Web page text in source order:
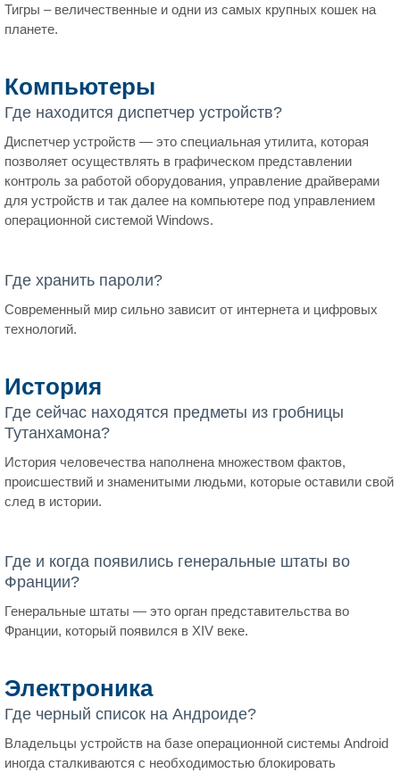
Тигры – величественные и одни из самых крупных кошек на
планете.
Компьютеры
Где находится диспетчер устройств?
Диспетчер устройств — это специальная утилита, которая
позволяет осуществлять в графическом представлении
контроль за работой оборудования, управление драйверами
для устройств и так далее на компьютере под управлением
операционной системой Windows.
Где хранить пароли?
Современный мир сильно зависит от интернета и цифровых
технологий.
История
Где сейчас находятся предметы из гробницы
Тутанхамона?
История человечества наполнена множеством фактов,
происшествий и знаменитыми людьми, которые оставили свой
след в истории.
Где и когда появились генеральные штаты во
Франции?
Генеральные штаты — это орган представительства во
Франции, который появился в XIV веке.
Электроника
Где черный список на Андроиде?
Владельцы устройств на базе операционной системы Android
иногда сталкиваются с необходимостью блокировать